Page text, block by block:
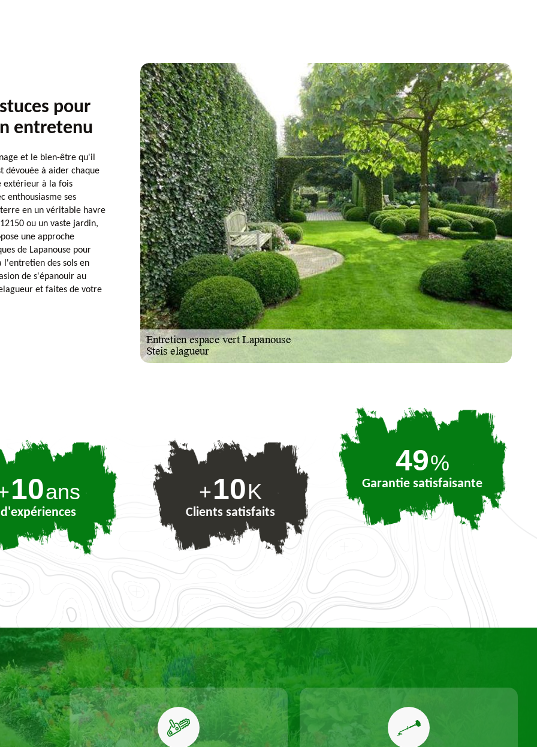
pour
entretenu
et le bien-être qu'il
dévouée à aider chaque
extérieur à la fois
enthousiasme ses
en un véritable havre
ou un vaste jardin,
une approche
de Lapanouse pour
l'entretien des sols en
de s'épanouir au
et faites de votre
10ans
d'expériences
+10K
Clients satisfaits
73%
Garantie satisfaisante